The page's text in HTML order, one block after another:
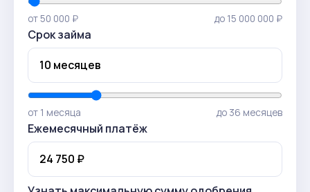
от 50 000 ₽ до 15 000 000 ₽
Срок займа
от 1 месяца до 36 месяцев
Ежемесячный платёж